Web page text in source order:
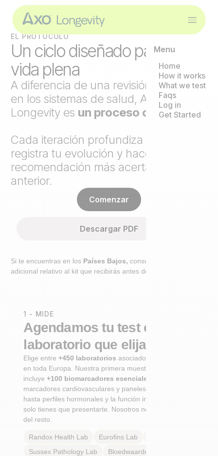
Menu
Home
How it works
What we test
Faqs
Log in
Get Started
EL PROTOCOLO
Un ciclo diseñado para una
vida plena
A diferencia de una revisión puntual
en los sistemas de salud, Axo
Longevity es un proceso continuo.
Cada iteración profundiza el análisis,
registra tu evolución y hace cada
recomendación más acertada que la
anterior.
Comenzar
Descargar PDF
Si te encuentras en los Países Bajos, consulta el paso
adicional relativo al kit que recibirás antes de ir al laboratorio.
1 - MIDE
Agendamos tu test en un
laboratorio que elijas
Elige entre+450 laboratoriosasociados certificados
en toda Europa. Nuestra primera muestra integral
incluye+100 biomarcadores esenciales
marcadores cardiovasculares y paneles metabólicos
hasta perfiles hormonales y la función inmunológica. Tú
solo tienes que presentarte. Nosotros nos encargamos
del resto.
Randox Health Lab Eurofins Lab
Sussex Pathology Lab Bloedwaardentest